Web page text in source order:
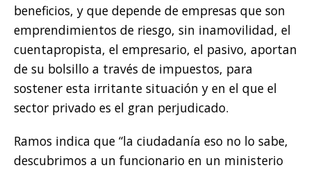
beneficios, y que depende de empresas que son
emprendimientos de riesgo, sin inamovilidad, el
cuentapropista, el empresario, el pasivo, aportan
de su bolsillo a través de impuestos, para
sostener esta irritante situación y en el que el
sector privado es el gran perjudicado.
Ramos indica que “la ciudadanía eso no lo sabe,
descubrimos a un funcionario en un ministerio